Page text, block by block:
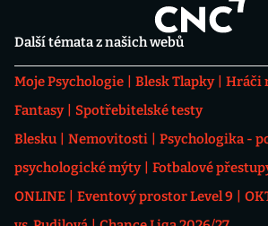
Další témata z našich webů
Moje Psychologie Blesk Tlapky Hráči
Fantasy
Spotřebitelské testy
Blesku
Nemovitosti
Psychologika -
psychologické mýty
Fotbalové
ONLINE
Eventový prostor Level 9